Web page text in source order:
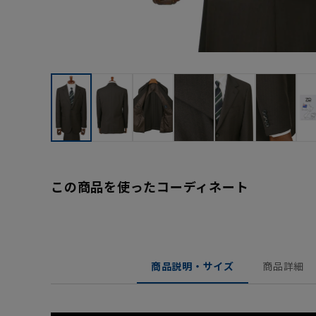
この商品を使ったコーディネート
商品説明・サイズ 商品詳細